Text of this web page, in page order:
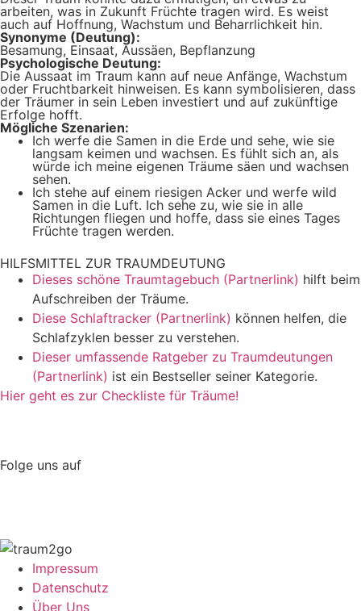
arbeiten, was in Zukunft Früchte tragen wird. Es weist
auch auf Hoffnung, Wachstum und Beharrlichkeit hin.
Synonyme (Deutung):
Besamung, Einsaat, Aussäen, Bepflanzung
Psychologische Deutung:
Die Aussaat im Traum kann auf neue Anfänge, Wachstum
oder Fruchtbarkeit hinweisen. Es kann symbolisieren, dass
der Träumer in sein Leben investiert und auf zukünftige
Erfolge hofft.
Mögliche Szenarien:
Ich werfe die Samen in die Erde und sehe, wie sie
langsam keimen und wachsen. Es fühlt sich an, als
würde ich meine eigenen Träume säen und wachsen
sehen.
Ich stehe auf einem riesigen Acker und werfe wild
Samen in die Luft. Ich sehe zu, wie sie in alle
Richtungen fliegen und hoffe, dass sie eines Tages
Früchte tragen werden.
HILFSMITTEL ZUR TRAUMDEUTUNG
Dieses schöne Traumtagebuch (Partnerlink) hilft beim
Aufschreiben der Träume.
Diese Schlaftracker (Partnerlink) können helfen, die
Schlafzyklen besser zu verstehen.
Dieser umfassende Ratgeber zu Traumdeutungen
(Partnerlink) ist ein Bestseller seiner Kategorie.
Hier geht es zur Checkliste für Träume!
Folge uns auf
Impressum
Datenschutz
Über Uns